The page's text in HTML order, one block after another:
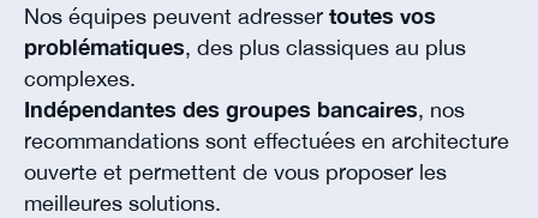
Nos équipes peuvent adresser toutes vos
problématiques, des plus classiques au plus
complexes.
Indépendantes des groupes bancaires, nos
recommandations sont effectuées en architecture
ouverte et permettent de vous proposer les
meilleures solutions.